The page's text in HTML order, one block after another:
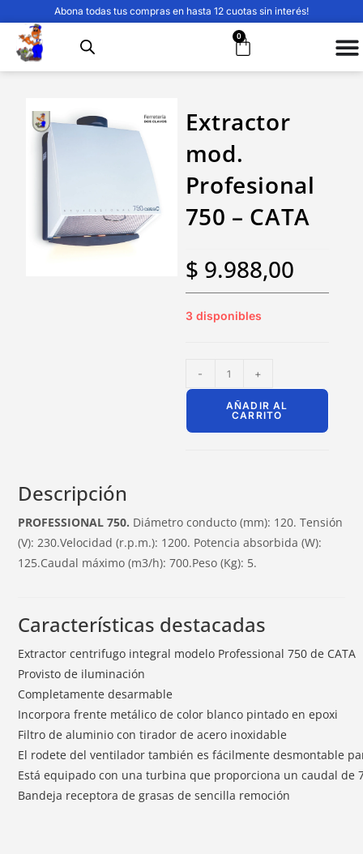
Abona todas tus compras en hasta 12 cuotas sin interés!
0
Extractor
mod.
Profesional
750 – CATA
$ 9.988,00
3 disponibles
- +
AÑADIR AL
CARRITO
Descripción
PROFESSIONAL 750. Diámetro conducto (mm): 120. Tensión
(V): 230.Velocidad (r.p.m.): 1200. Potencia absorbida (W):
125.Caudal máximo (m3/h): 700.Peso (Kg): 5.
Características destacadas
Extractor centrifugo integral modelo Professional 750 de CATA
Provisto de iluminación
Completamente desarmable
Incorpora frente metálico de color blanco pintado en epoxi
Filtro de aluminio con tirador de acero inoxidable
El rodete del ventilador también es fácilmente desmontable
Está equipado con una turbina que proporciona un caudal de
Bandeja receptora de grasas de sencilla remoción